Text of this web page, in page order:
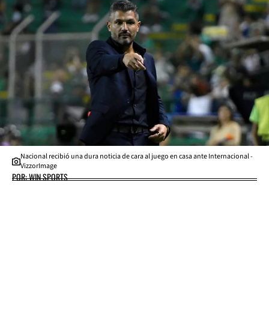
Nacional recibió una dura noticia de cara al juego en casa ante Internacional -
VizzorImage
POR: WIN SPORTS